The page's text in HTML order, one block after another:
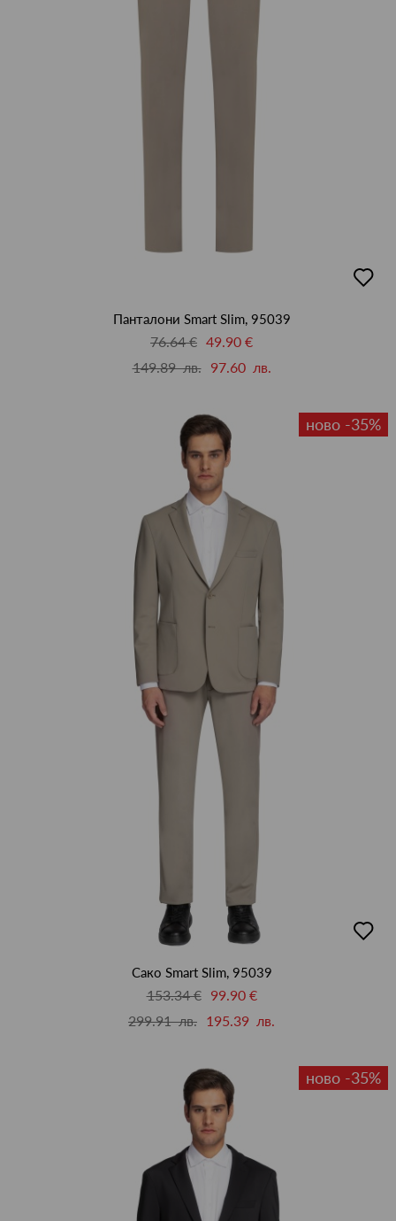
в
Панталони Smart Slim, 95039
76.64 € 49.90 €
149.89 лв.
97.60 лв.
ново -35%
в
Сако Smart Slim, 95039
153.34 €
99.90 €
299.91 лв. 195.39 лв.
ново -35%